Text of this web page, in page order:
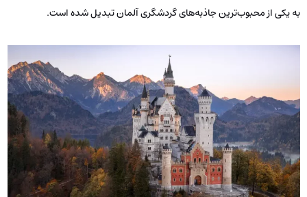
به یکی از محبوب‌ترین جاذبه‌های گردشگری آلمان تبدیل شده است.